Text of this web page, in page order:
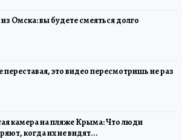
Омска: вы будете смеяться долго
переставая, это видео пересмотришь не раз
камера на пляже Крыма: Что люди
когда их не видят...